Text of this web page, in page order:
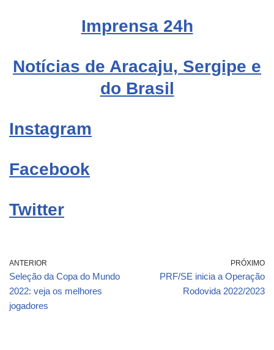
Imprensa 24h
Notícias de Aracaju, Sergipe e
do Brasil
Instagram
Facebook
Twitter
ANTERIOR
Seleção da Copa do Mundo
2022: veja os melhores
jogadores
PRÓXIMO
PRF/SE inicia a Operação
Rodovida 2022/2023